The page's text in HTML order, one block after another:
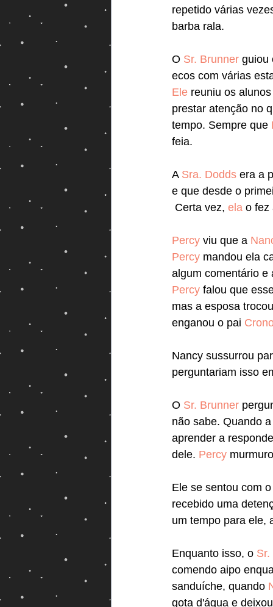
repetido várias
barba rala.
O Sr. Brunner guiou
ecos com várias
Ele reuniu os
prestar atenção no
tempo. Sempre que
feia.
A Sra. Dodds era a
e que desde o
Certa vez, ela o fez
Percy viu que a
Percy mandou ela
algum comentário e
Percy falou que
mas a esposa
enganou o pai
Nancy sussurrou
perguntariam isso
O Sr. Brunner
não sabe. Quando
aprender a
dele. Percy
Ele se sentou com o
recebido uma
um tempo para ele,
Enquanto isso, o
comendo aipo
sanduíche, quando
gota d'água e deixou